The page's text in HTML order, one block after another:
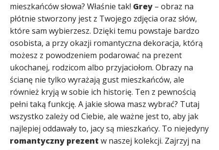
mieszkańców słowa? Właśnie tak! Grey – obraz na
płótnie stworzony jest z Twojego zdjęcia oraz słów,
które sam wybierzesz. Dzięki temu powstaje bardzo
osobista, a przy okazji romantyczna dekoracja, którą
możesz z powodzeniem podarować na prezent
ukochanej, rodzicom albo przyjaciołom. Obrazy na
ścianę nie tylko wyrażają gust mieszkańców, ale
również kryją w sobie ich historię. Ten z pewnością
pełni taką funkcję. A jakie słowa masz wybrać? Tutaj
wszystko zależy od Ciebie, ale ważne jest to, aby jak
najlepiej oddawały to, jacy są mieszkańcy. To niejedyny
romantyczny prezent w naszej kolekcji. Zajrzyj na